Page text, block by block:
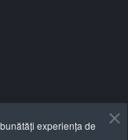
experiența de